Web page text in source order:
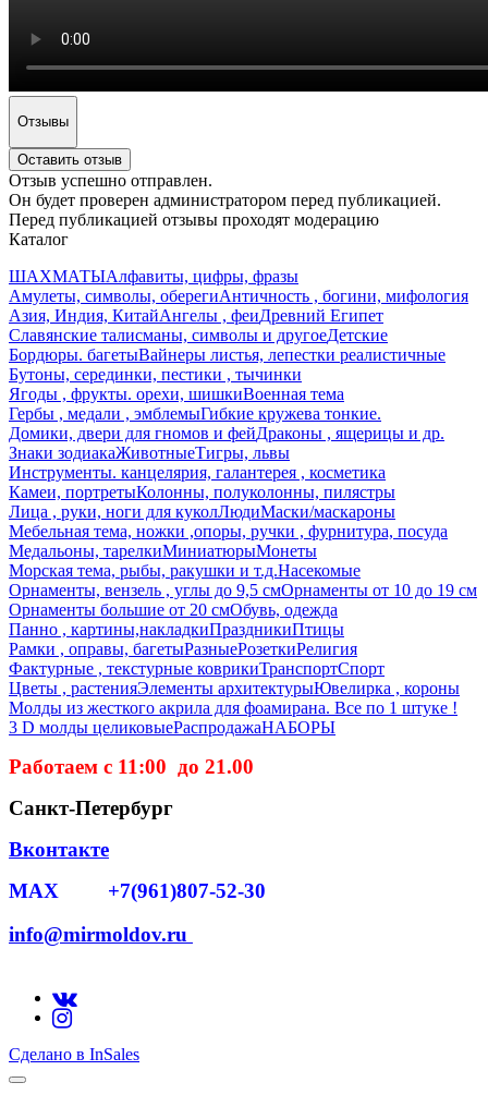
Отзывы
Оставить отзыв
Отзыв успешно отправлен.
Он будет проверен администратором перед публикацией.
Перед публикацией отзывы проходят модерацию
Каталог
ШАХМАТЫАлфавиты, цифры, фразы
Амулеты, символы, оберегиАнтичность , богини, мифология
Азия, Индия, КитайАнгелы , феиДревний Египет
Славянские талисманы, символы и другоеДетские
Бордюры. багетыВайнеры листья, лепестки реалистичные
Бутоны, серединки, пестики , тычинки
Ягоды , фрукты. орехи, шишкиВоенная тема
Гербы , медали , эмблемыГибкие кружева тонкие.
Домики, двери для гномов и фейДраконы , ящерицы и др.
Знаки зодиакаЖивотныеТигры, львы
Инструменты. канцелярия, галантерея , косметика
Камеи, портретыКолонны, полуколонны, пилястры
Лица , руки, ноги для куколЛюдиМаски/маскароны
Мебельная тема, ножки ,опоры, ручки , фурнитура, посуда
Медальоны, тарелкиМиниатюрыМонеты
Морская тема, рыбы, ракушки и т.д.Насекомые
Орнаменты, вензель , углы до 9,5 смОрнаменты от 10 до 19 см
Орнаменты большие от 20 смОбувь, одежда
Панно , картины,накладкиПраздникиПтицы
Рамки , оправы, багетыРазныеРозеткиРелигия
Фактурные , текстурные коврикиТранспортСпорт
Цветы , растенияЭлементы архитектурыЮвелирка , короны
Молды из жесткого акрила для фоамирана. Все по 1 штуке !
3 D молды целиковыеРаспродажаНАБОРЫ
Работаем с 11:00 до 21.00
Санкт-Петербург
Вконтакте
MAX +7(961)807-52-30
info@mirmoldov.ru
Сделано в InSales